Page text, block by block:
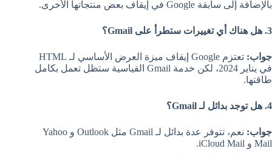
بالإضافة إلى سابقة Google في إيقاف بعض منتجاتها الأخرى.
3. هل هناك أي تغييرات ستطرأ على Gmail؟
جواب:
تعتزم Google إيقاف ميزة العرض الأساسي لـ HTML
في يناير 2024، لكن خدمة Gmail القياسية ستظل تعمل بكامل
طاقتها.
4. هل توجد بدائل لـ Gmail؟
جواب:
نعم، تتوفر عدة بدائل لـ Gmail مثل Outlook و Yahoo
Mail و iCloud Mail.